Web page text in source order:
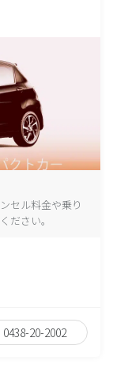
セル料金や乗り
ださい。
0438-20-2002